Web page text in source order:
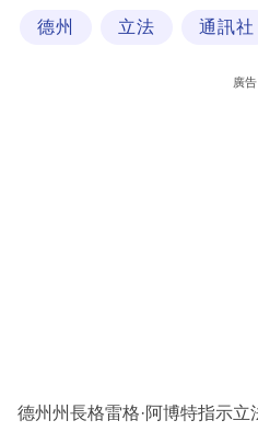
區
德州 立法 通訊社
廣告
德州州長格雷格·阿博特指示